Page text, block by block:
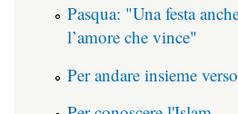
Pasqua: "Una festa
l’amore che vince"
Per andare insieme